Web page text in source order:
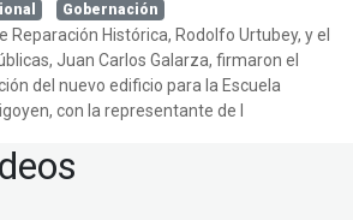
Gobernación
Reparación Histórica, Rodolfo Urtubey, y el
Juan Carlos Galarza, firmaron el
del nuevo edificio para la Escuela
con la representante de l